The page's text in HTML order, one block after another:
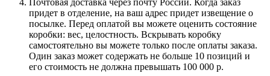
придет в отделение, на ваш адрес придет извещение о
посылке. Перед оплатой вы можете оценить состояние
коробки: вес, целостность. Вскрывать коробку
самостоятельно вы можете только после оплаты заказа.
Один заказ может содержать не больше 10 позиций и
его стоимость не должна превышать 100 000 р.